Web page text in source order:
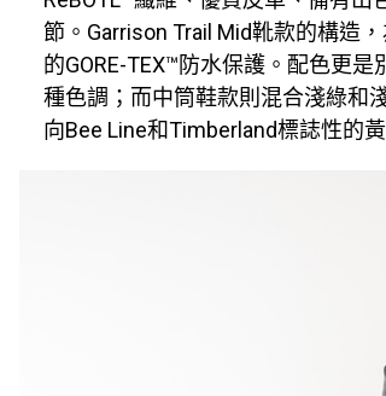
節。Garrison Trail Mid靴款的構造
的GORE-TEX™防水保護。配色更
種色調；而中筒鞋款則混合淺綠和
向Bee Line和Timberland標誌性的